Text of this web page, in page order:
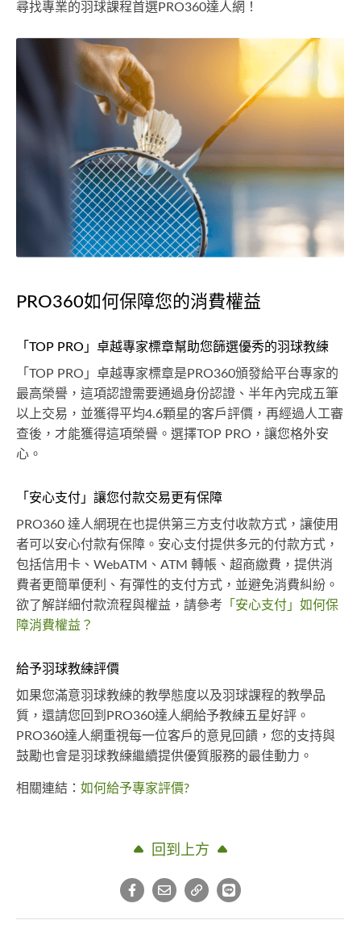
尋找專業的羽球課程首選PRO360達人網！
PRO360如何保障您的消費權益
「TOP PRO」卓越專家標章幫助您篩選優秀的羽球教練
「TOP PRO」卓越專家標章是PRO360頒發給平台專家的
最高榮譽，這項認證需要通過身份認證、半年內完成五筆
以上交易，並獲得平均4.6顆星的客戶評價，再經過人工審
查後，才能獲得這項榮譽。選擇TOP PRO，讓您格外安
心。
「安心支付」讓您付款交易更有保障
PRO360 達人網現在也提供第三方支付收款方式，讓使用
者可以安心付款有保障。安心支付提供多元的付款方式，
包括信用卡、WebATM、ATM 轉帳、超商繳費，提供消
費者更簡單便利、有彈性的支付方式，並避免消費糾紛。
欲了解詳細付款流程與權益，請參考 「安心支付」如何保
障消費權益？
給予羽球教練評價
如果您滿意羽球教練的教學態度以及羽球課程的教學品
質，還請您回到PRO360達人網給予教練五星好評。
PRO360達人網重視每一位客戶的意見回饋，您的支持與
鼓勵也會是羽球教練繼續提供優質服務的最佳動力。
相關連結： 如何給予專家評價?
回到上方